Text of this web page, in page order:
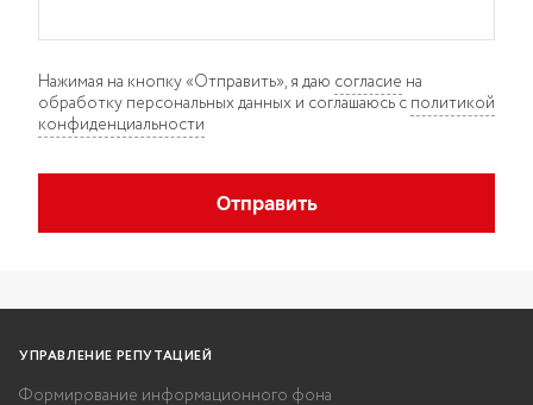
Нажимая на кнопку «Отправить», я даю согласие на
обработку персональных данных и соглашаюсь с политикой
конфиденциальности
Отправить
УПРАВЛЕНИЕ РЕПУТАЦИЕЙ
Формирование информационного фона